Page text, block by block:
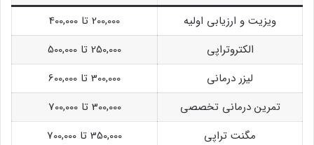
ویزیت و ارزیابی اولیه
200,000 تا 400,000
الکتروتراپی
250,000 تا 500,000
لیزر درمانی
300,000 تا 600,000
تمرین درمانی تخصصی
300,000 تا 700,000
مگنت تراپی
350,000 تا 700,000